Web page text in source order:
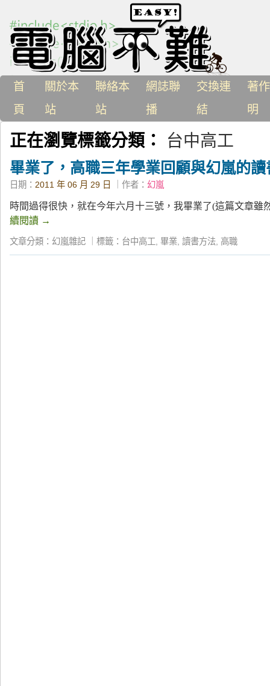
首
頁
關於本
站
聯絡本
站
網誌聯
播
交換連
結
著
明
正在瀏覽標籤分類： 台中高工
畢業了，高職三年學業回顧與幻嵐的讀
日期： 2011 年 06 月 29 日 ｜作者： 幻嵐
時間過得很快，就在今年六月十三號，我畢業了(這篇文章
續閱讀 →
文章分類： 幻嵐雜記 標籤： 台中高工 畢業 讀書方法 高職